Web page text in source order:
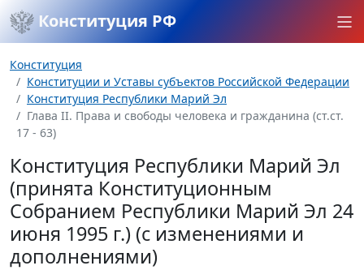
Конституция РФ
Конституция
Конституции и Уставы субъектов Российской Федерации
Конституция Республики Марий Эл
Глава II. Права и свободы человека и гражданина (ст.ст.
17 - 63)
Конституция Республики Марий Эл
(принята Конституционным
Собранием Республики Марий Эл 24
июня 1995 г.) (с изменениями и
дополнениями)